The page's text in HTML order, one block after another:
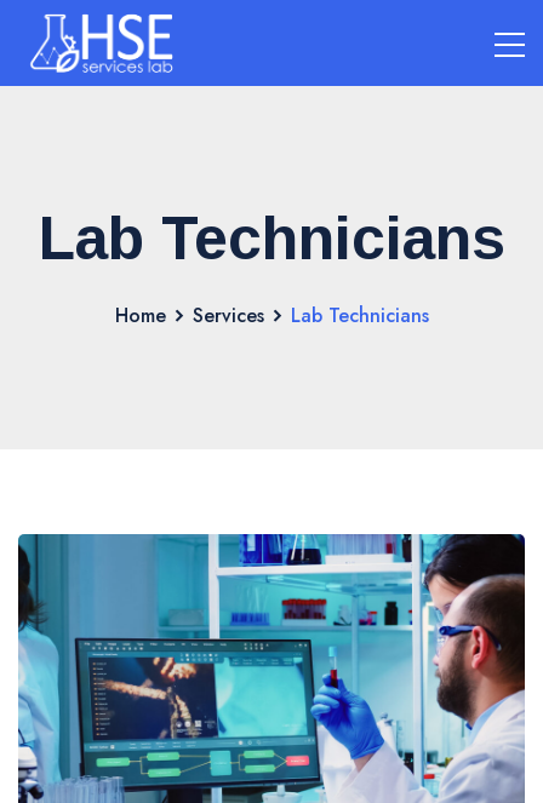
Lab Technicians
Home Services Lab Technicians